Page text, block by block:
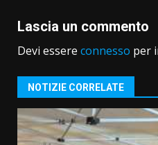
Lascia un commento
Devi essere connesso per
NOTIZIE CORRELATE